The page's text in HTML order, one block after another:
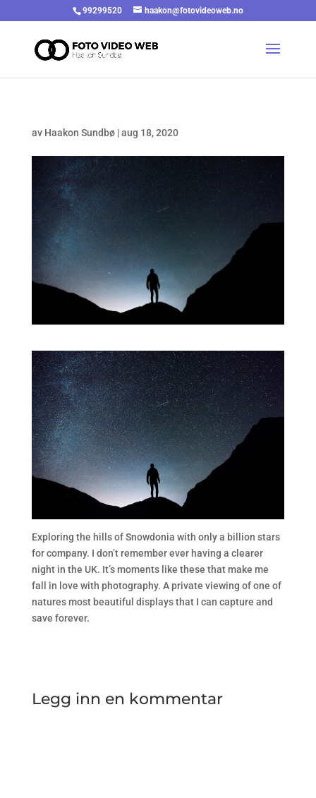
99299520 haakon@fotovideoweb.no
av Haakon Sundbø|aug 18, 2020
Exploring the hills of Snowdonia with only a billion stars
for company. I don’t remember ever having a clearer
night in the UK. It’s moments like these that make me
fall in love with photography. A private viewing of one of
natures most beautiful displays that I can capture and
save forever.
Legg inn en kommentar